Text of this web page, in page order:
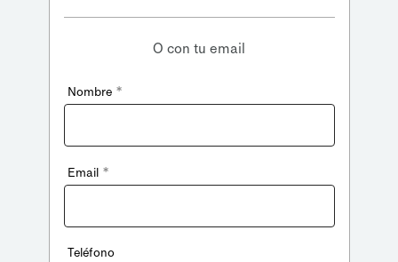
O con tu email
Nombre *
Email *
Teléfono